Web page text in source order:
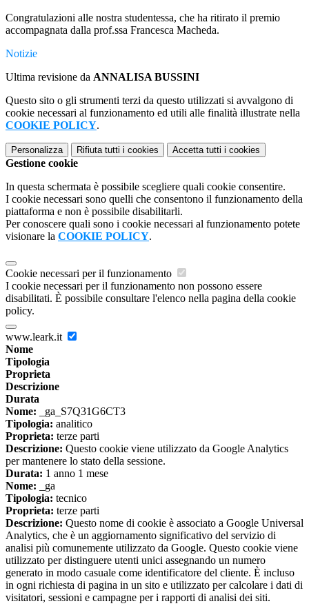
Congratulazioni alle nostra studentessa, che ha ritirato il premio
accompagnata dalla prof.ssa Francesca Macheda.
Notizie
Ultima revisione da ANNALISA BUSSINI
Questo sito o gli strumenti terzi da questo utilizzati si avvalgono di
cookie necessari al funzionamento ed utili alle finalità illustrate nella
COOKIE POLICY.
Personalizza Rifiuta tutti i cookies Accetta tutti i cookies
Gestione cookie
In questa schermata è possibile scegliere quali cookie consentire.
I cookie necessari sono quelli che consentono il funzionamento della
piattaforma e non è possibile disabilitarli.
Per conoscere quali sono i cookie necessari al funzionamento potete
visionare la COOKIE POLICY.
Cookie necessari per il funzionamento
I cookie necessari per il funzionamento non possono essere
disabilitati. È possibile consultare l'elenco nella pagina della cookie
policy.
www.leark.it
Nome
Tipologia
Proprieta
Descrizione
Durata
Nome: _ga_S7Q31G6CT3
Tipologia: analitico
Proprieta: terze parti
Descrizione: Questo cookie viene utilizzato da Google Analytics
per mantenere lo stato della sessione.
Durata: 1 anno 1 mese
Nome: _ga
Tipologia: tecnico
Proprieta: terze parti
Descrizione: Questo nome di cookie è associato a Google Universal
Analytics, che è un aggiornamento significativo del servizio di
analisi più comunemente utilizzato da Google. Questo cookie viene
utilizzato per distinguere utenti unici assegnando un numero
generato in modo casuale come identificatore del cliente. È incluso
in ogni richiesta di pagina in un sito e utilizzato per calcolare i dati di
visitatori, sessioni e campagne per i rapporti di analisi dei siti.